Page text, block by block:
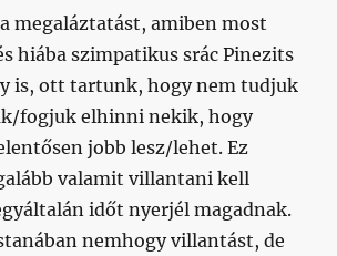
megaláztatást, amiben most
hiába szimpatikus srác Pinezits
is, ott tartunk, hogy nem tudjuk
fogjuk elhinni nekik, hogy
jobb lesz/lehet. Ez
valamit villantani kell
időt nyerjél magadnak.
nemhogy villantást, de